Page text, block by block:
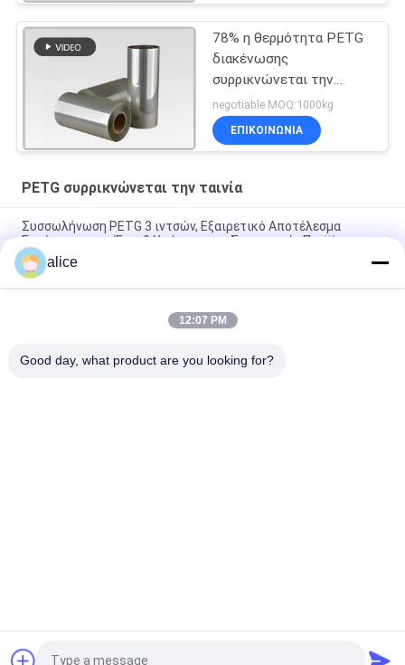
78% η θερμότητα PETG
διακένωσης
συρρικνώνεται την
ταινία στη Shrinkable
ετικέτα μανικιών
negotiable MOQ:1000kg
ΕΠΙΚΟΙΝΩΝΙΑ
PETG συρρικνώνεται την ταινία
Συσσωλήνωση PETG 3 ιντσών, Εξαιρετικό Αποτέλεσμα
Εκτύπωσης και Έως 9 Χρώματα για Συσκευασία Προϊόντων
40mic διαφανείς Shrinkable ταινίες πολυεστέρα για τις
ετικέτες μπουκαλιών εκτύπωσης
Ελαστική ταινία συρρίκνωσης PETG Ιδανικό υλικό PET για
Ταινία
alice
12:07 PM
Good day, what product are you looking for?